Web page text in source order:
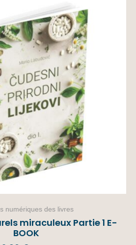
numériques des livres
miraculeux Partie 1 E-
BOOK